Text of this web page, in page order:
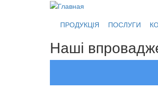
Перейти к основному содержанию
ПРОДУКЦІЯ
ПОСЛУГИ
Наші